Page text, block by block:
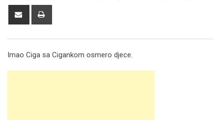
Share
Imao Ciga sa Cigankom osmero djece.